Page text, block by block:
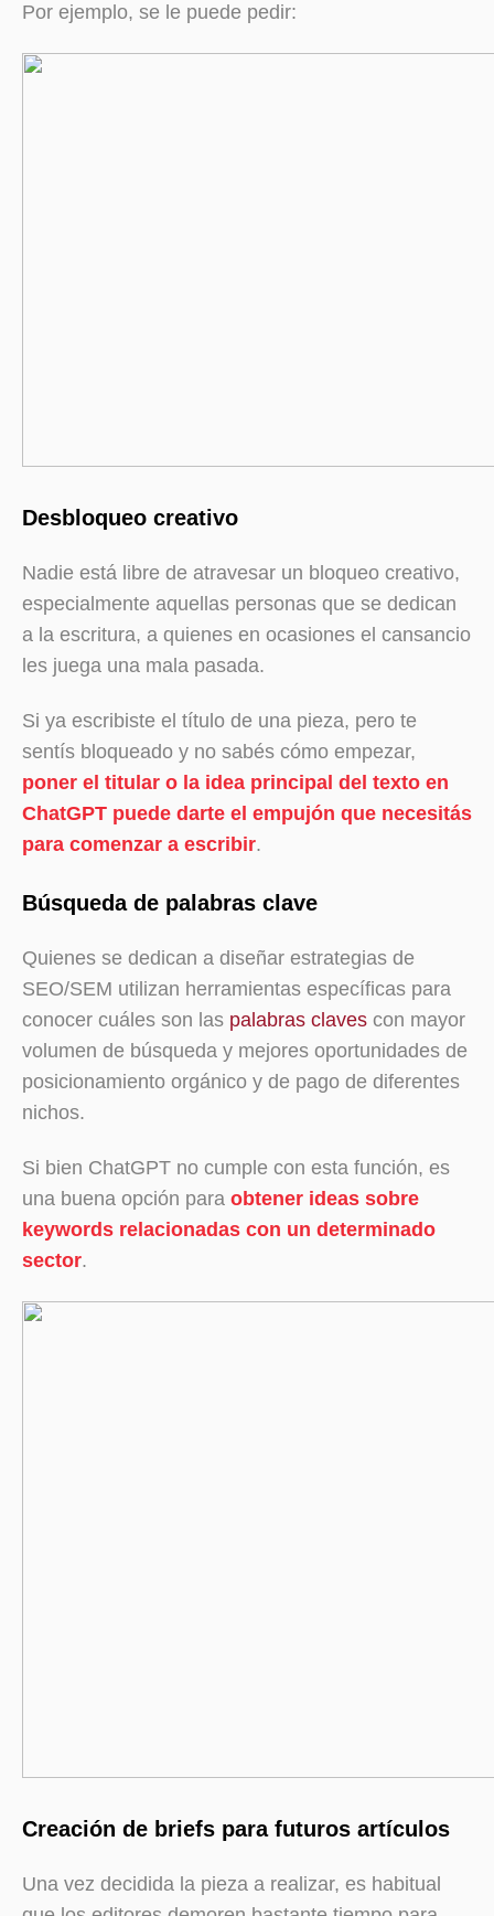
Por ejemplo, se le puede pedir:
Desbloqueo creativo
Nadie está libre de atravesar un bloqueo creativo,
especialmente aquellas personas que se dedican
a la escritura, a quienes en ocasiones el cansancio
les juega una mala pasada.
Si ya escribiste el título de una pieza, pero te
sentís bloqueado y no sabés cómo empezar,
poner el titular o la idea principal del texto en
ChatGPT puede darte el empujón que necesitás
para comenzar a escribir.
Búsqueda de palabras clave
Quienes se dedican a diseñar estrategias de
SEO/SEM utilizan herramientas específicas para
conocer cuáles son las palabras claves con mayor
volumen de búsqueda y mejores oportunidades de
posicionamiento orgánico y de pago de diferentes
nichos.
Si bien ChatGPT no cumple con esta función, es
una buena opción para obtener ideas sobre
keywords relacionadas con un determinado
sector.
Creación de briefs para futuros artículos
Una vez decidida la pieza a realizar, es habitual